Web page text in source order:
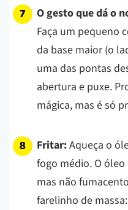
O gesto que dá o
Faça um pequeno
da base maior (o
uma das pontas
abertura e puxe.
mágica, mas é só
Fritar:Aqueça o
fogo médio. O
mas não
farelinho de